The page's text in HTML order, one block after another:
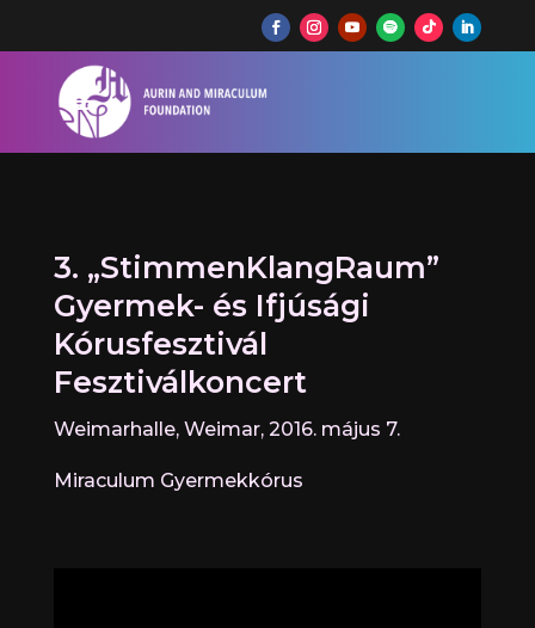
3. „StimmenKlangRaum”
Gyermek- és Ifjúsági
Kórusfesztivál
Fesztiválkoncert
Weimarhalle, Weimar, 2016. május 7.
Miraculum Gyermekkórus